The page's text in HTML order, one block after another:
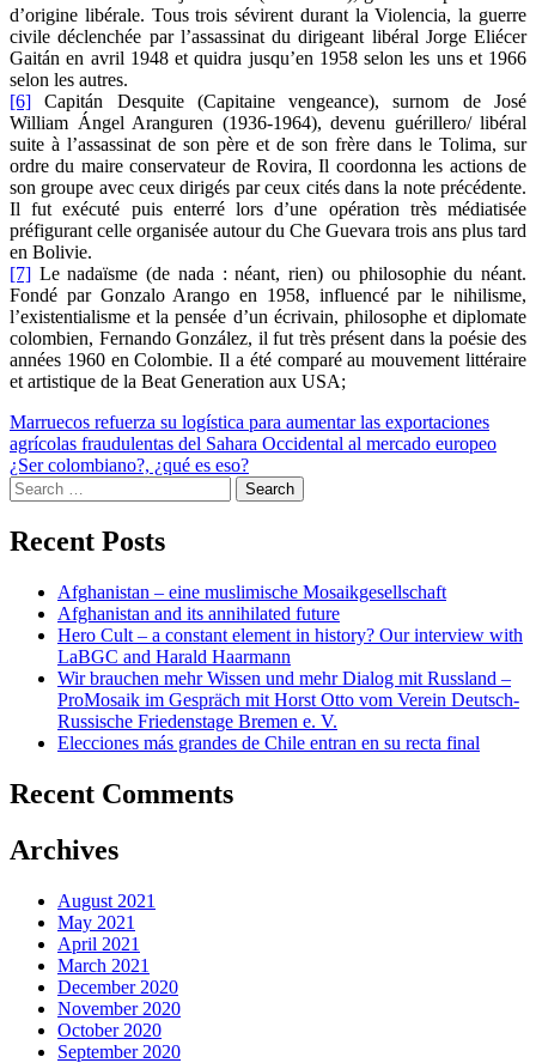
d’origine libérale. Tous trois sévirent durant la Violencia, la guerre
civile déclenchée par l’assassinat du dirigeant libéral Jorge Eliécer
Gaitán en avril 1948 et quidra jusqu’en 1958 selon les uns et 1966
selon les autres.
[6] Capitán Desquite (Capitaine vengeance), surnom de José
William Ángel Aranguren (1936-1964), devenu guérillero/ libéral
suite à l’assassinat de son père et de son frère dans le Tolima, sur
ordre du maire conservateur de Rovira, Il coordonna les actions de
son groupe avec ceux dirigés par ceux cités dans la note précédente.
Il fut exécuté puis enterré lors d’une opération très médiatisée
préfigurant celle organisée autour du Che Guevara trois ans plus tard
en Bolivie.
[7] Le nadaïsme (de nada : néant, rien) ou philosophie du néant.
Fondé par Gonzalo Arango en 1958, influencé par le nihilisme,
l’existentialisme et la pensée d’un écrivain, philosophe et diplomate
colombien, Fernando González, il fut très présent dans la poésie des
années 1960 en Colombie. Il a été comparé au mouvement littéraire
et artistique de la Beat Generation aux USA;
Post
navigation
Marruecos refuerza su logística para aumentar las exportaciones
agrícolas fraudulentas del Sahara Occidental al mercado europeo
¿Ser colombiano?, ¿qué es eso?
Search
for:
Recent Posts
Afghanistan – eine muslimische Mosaikgesellschaft
Afghanistan and its annihilated future
Hero Cult – a constant element in history? Our interview with
LaBGC and Harald Haarmann
Wir brauchen mehr Wissen und mehr Dialog mit Russland –
ProMosaik im Gespräch mit Horst Otto vom Verein Deutsch-
Russische Friedenstage Bremen e. V.
Elecciones más grandes de Chile entran en su recta final
Recent Comments
Archives
August 2021
May 2021
April 2021
March 2021
December 2020
November 2020
October 2020
September 2020